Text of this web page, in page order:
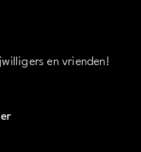
en vrienden!